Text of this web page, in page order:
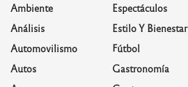
Ambiente
Análisis
Automovilismo
Autos
Espectáculos
Estilo Y Bienestar
Fútbol
Gastronomía